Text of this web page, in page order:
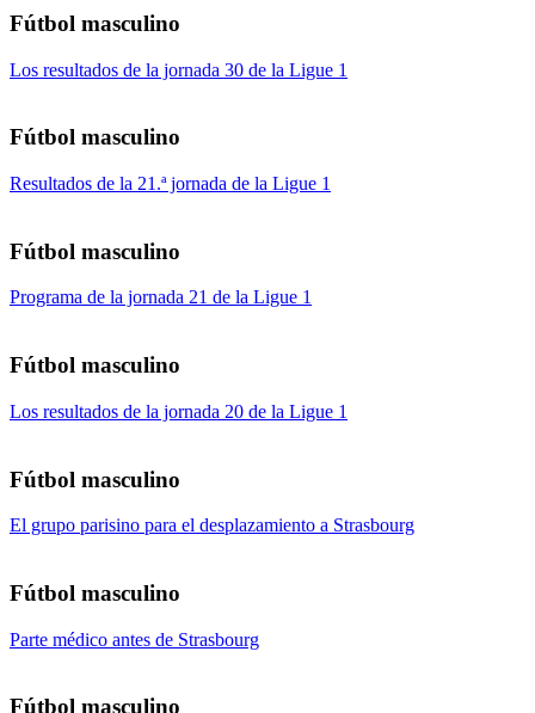
Fútbol masculino
Los resultados de la jornada 30 de la Ligue 1
Fútbol masculino
Resultados de la 21.ª jornada de la Ligue 1
Fútbol masculino
Programa de la jornada 21 de la Ligue 1
Fútbol masculino
Los resultados de la jornada 20 de la Ligue 1
Fútbol masculino
El grupo parisino para el desplazamiento a Strasbourg
Fútbol masculino
Parte médico antes de Strasbourg
Fútbol masculino